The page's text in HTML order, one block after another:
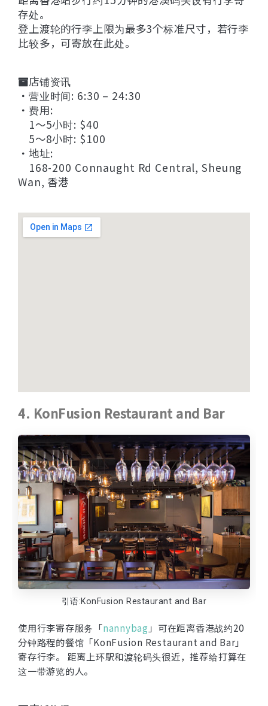
存处。
登上渡轮的行李上限为最多3个标准尺寸，若行李
比较多，可寄放在此处。
店铺资讯
・营业时间: 6:30 – 24:30
・费用:
1〜5小时: $40
5〜8小时: $100
・地址:
168-200 Connaught Rd Central, Sheung
Wan, 香港
4. KonFusion Restaurant and Bar
引语:KonFusion Restaurant and Bar
使用行李寄存服务「nannybag 」可在距离香港战约20
分钟路程的餐馆「KonFusion Restaurant and Bar」
寄存行李。 距离上环駅和渡轮码头很近，推荐给打算在
这一带游览的人。